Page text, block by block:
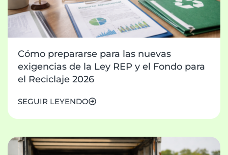
Cómo prepararse para las nuevas
exigencias de la Ley REP y el Fondo para
el Reciclaje 2026
SEGUIR LEYENDO